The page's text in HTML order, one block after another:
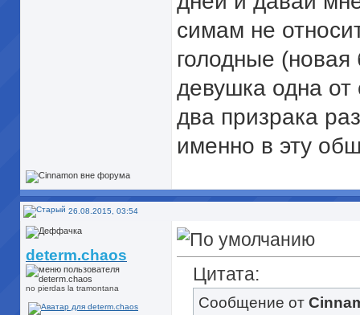
симам не
голодные
девушка одна
два призрака
именно в эту
26.08.2015, 03:54
determ.chaos
no pierdas la tramontana
Цитата:
Сообщение от